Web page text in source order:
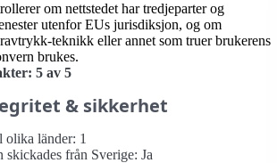
om nettstedet har tredjeparter og
utenfor EUs jurisdiksjon, og om
teknikk eller annet som truer brukerens
brukes.
5 av 5
& sikkerhet
olika länder: 1
skickades från Sverige: Ja